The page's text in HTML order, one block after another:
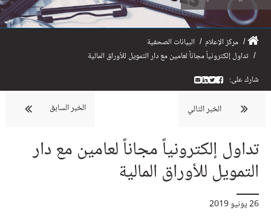
مركز الإعلام
البيانات الصحفية
تداول إلكترونياً مجاناً لعامين مع دار التمويل للأوراق المالية
شارك على:
الخبر السابق الخبر التالي
تداول إلكترونياً مجاناً لعامين مع دار
التمويل للأوراق المالية
26 يونيو 2019